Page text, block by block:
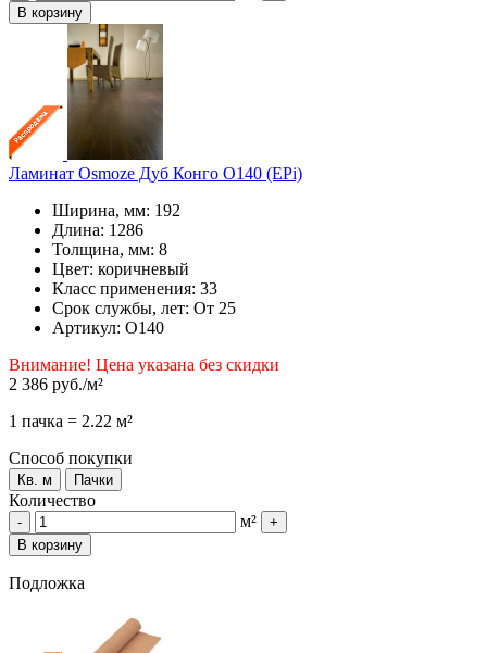
В корзину
Ламинат Osmoze Дуб Конго О140 (EPi)
Ширина, мм: 192
Длина: 1286
Толщина, мм: 8
Цвет: коричневый
Класс применения: 33
Срок службы, лет: От 25
Артикул: О140
Внимание! Цена указана без скидки
2 386 руб./м²
1 пачка = 2.22 м²
Способ покупки
Кв. м Пачки
Количество
- м²
+
В корзину
Подложка